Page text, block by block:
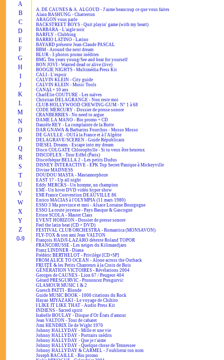
A
B
C
D
E
F
G
H
I
J
K
L
M
N
O
P
Q
R
S
T
U
V
W
X
Y
Z
0-9
A. DE CAUNES & A. ALGOUD - J'aime beaucoup ce que vous faites
Alain BASHUNG - Chatterton
ARAGON vous parle
BACKSTREET BOYS - Quit playin' game (with my heart)
BARBARA - L'aigle noir
BARFLY - Clubbing
BARRIO LATINO - Latino
BAYARD présente Jean-Claude PASCAL
BBM - Around the next dream
BLUR - 3 photos promo inédites
BMG Ten years young/See and hear for yourself
BON JOVI - Wanted dead or alive (live)
BOOGIE NIGHTS - Multimédia Press Kit
CALI - L'espoir
CALVIN KLEIN - City guide
CALVIN KLEIN - Music Tools
CANAL+ 10 ans
CharlÉlie COUTURE - Les naïves
Christian DELAGRANGE - Non reste moi
CLUB HOLLYWOOD CHEWING-GUM - N° 1 à 68
CODE MERCURY - Dossier de presse sonore
CRANBERRIES - No need to argue
DAME LA MANO - Bio promo + CD
Danièle REY - La complainte de la Butte
DAR GNAWA & Barbarins Fourchus - Mosso Mosso
DE GAULLE - OUI à la France et à l'Algérie
DELAGRAVE/SCEREN - Guide Républicain
DIESEL Dreams - Escape into my dream
Disco COLGATE Chlorophylle - Si tu veux être heureux
DISCOFLEX - Tour Eiffel (Paris)
Discothèque BELLA 2 - Les petits Dudus
DISNEY INTERACTIVE - EPK Top Secret/Panique à Mickeyville
Divine MADNESS
DOUDOU MASTA - Mastamorphoze
EAST 17 - Up all night
Eddy MERCKS - Un homme, un champion
EMI - Un hiver DVD vidéo hyper show
EMI France Convention DEAUVILLE 86
Enrico MACIAS à l'OLYMPIA (11 mars 1980)
ESSO 3 Ma province et moi - Alsace Lorraine Bourgogne
ESSO La route joyeuse - Pays Basque & Gascogne
Ettore SCOLA - Master Class
EVENT HORIZON - Dossier de presse sonore
Feel the latin beat (CD + DVD)
FESTIVAL CLUB ORCHESTRA - Romantica (MONSAVON)
FLY-TOX & son ami Jean VALTON
François HADJI-LAZARO détexte Roland TOPOR
FRANCORUSSE - Les neiges du Kilimandjaro
Franz LINDNER - Diana
Frédéric BERTHELOT - Privilège [CD+SP]
FROM ALICE TO OCEAN - Alone across the Outback
FRUITÉ & les Petits Chanteurs à la Croix de Bois
GÉNÉRATION VICTOIRES - Révélations 2004
Georges de CAUNES - Lion 67 / Peugeot 404
Gérard PRESGURVIC - Prononcez Presgurvic
GLAMOUR MUSIC 1 & 2
Guesch PATTI - Blonde
Guide MUSIC BOOK - 1000 citations du Rock
Hayao MIYAZAKI - Le voyage de Chihiro
I LIKE IT LIKE THAT - Audio Press Kit
INDIENS - Sacred spirit
Isabelle BOULAY - Disque d'Or États d'amour
Jean VALTON - Tour de cabaret
Jimi HENDRIX île de Wight 1970
Johnny HALLYDAY - Mille et une vie
Johnny HALLYDAY - Portraits inédits
Johnny HALLYDAY - Que je t'aime
Johnny HALLYDAY - Quelque chose de Tennessee
Johnny HALLYDAY & CARMEL - J'oublierai ton nom
Joseph RACAILLE - Bio promo